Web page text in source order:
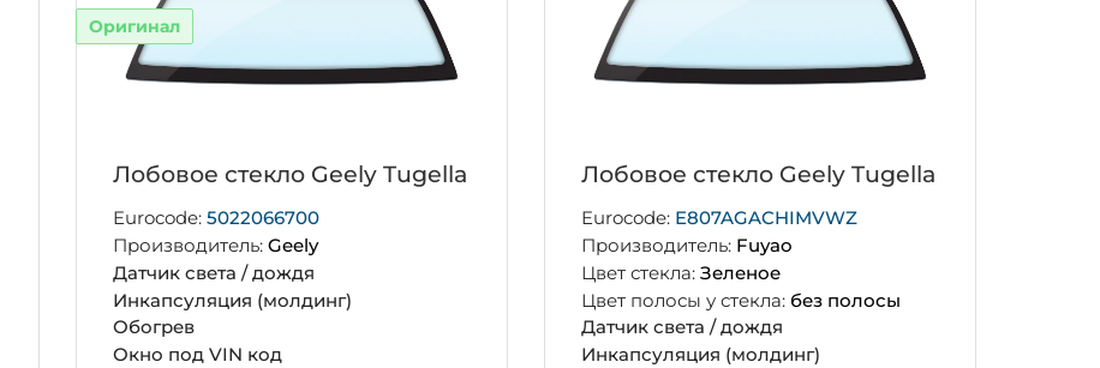
Оригинал
Лобовое стекло Geely Tugella
Eurocode:5022066700
Производитель:Geely
Датчик света / дождя
Инкапсуляция (молдинг)
Обогрев
Окно под VIN код
Лобовое стекло Geely Tugella
Eurocode: E807AGACHIMVWZ
Производитель: Fuyao
Цвет стекла: Зеленое
Цвет полосы у стекла: без полосы
Датчик света / дождя
Инкапсуляция (молдинг)